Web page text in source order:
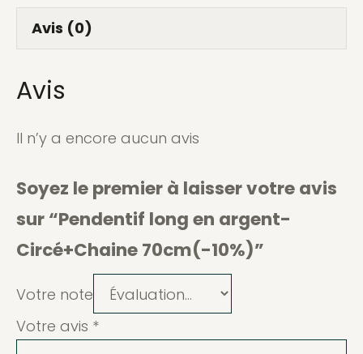
Circé+Chaine
Avis (0)
Avis
Il n’y a encore aucun avis
Soyez le premier à laisser votre avis
sur “Pendentif long en argent-
Circé+Chaine 70cm(-10%)”
Votre note
Votre avis *